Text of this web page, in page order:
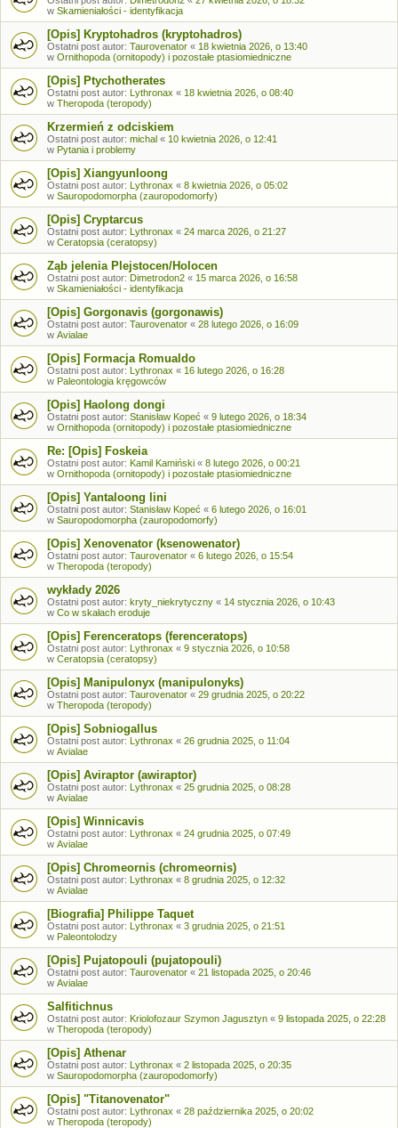
w Skamieniałości - identyfikacja
[Opis] Kryptohadros (kryptohadros)
Ostatni post autor: Taurovenator « 18 kwietnia 2026, o 13:40
w Ornithopoda (ornitopody) i pozostałe ptasiomiedniczne
[Opis] Ptychotherates
Ostatni post autor: Lythronax « 18 kwietnia 2026, o 08:40
w Theropoda (teropody)
Krzermień z odciskiem
Ostatni post autor: michal « 10 kwietnia 2026, o 12:41
w Pytania i problemy
[Opis] Xiangyunloong
Ostatni post autor: Lythronax « 8 kwietnia 2026, o 05:02
w Sauropodomorpha (zauropodomorfy)
[Opis] Cryptarcus
Ostatni post autor: Lythronax « 24 marca 2026, o 21:27
w Ceratopsia (ceratopsy)
Ząb jelenia Plejstocen/Holocen
Ostatni post autor: Dimetrodon2 « 15 marca 2026, o 16:58
w Skamieniałości - identyfikacja
[Opis] Gorgonavis (gorgonawis)
Ostatni post autor: Taurovenator « 28 lutego 2026, o 16:09
w Avialae
[Opis] Formacja Romualdo
Ostatni post autor: Lythronax « 16 lutego 2026, o 16:28
w Paleontologia kręgowców
[Opis] Haolong dongi
Ostatni post autor: Stanisław Kopeć « 9 lutego 2026, o 18:34
w Ornithopoda (ornitopody) i pozostałe ptasiomiedniczne
Re: [Opis] Foskeia
Ostatni post autor: Kamil Kamiński « 8 lutego 2026, o 00:21
w Ornithopoda (ornitopody) i pozostałe ptasiomiedniczne
[Opis] Yantaloong lini
Ostatni post autor: Stanisław Kopeć « 6 lutego 2026, o 16:01
w Sauropodomorpha (zauropodomorfy)
[Opis] Xenovenator (ksenowenator)
Ostatni post autor: Taurovenator « 6 lutego 2026, o 15:54
w Theropoda (teropody)
wykłady 2026
Ostatni post autor: kryty_niekrytyczny « 14 stycznia 2026, o 10:43
w Co w skałach eroduje
[Opis] Ferenceratops (ferenceratops)
Ostatni post autor: Lythronax « 9 stycznia 2026, o 10:58
w Ceratopsia (ceratopsy)
[Opis] Manipulonyx (manipulonyks)
Ostatni post autor: Taurovenator « 29 grudnia 2025, o 20:22
w Theropoda (teropody)
[Opis] Sobniogallus
Ostatni post autor: Lythronax « 26 grudnia 2025, o 11:04
w Avialae
[Opis] Aviraptor (awiraptor)
Ostatni post autor: Lythronax « 25 grudnia 2025, o 08:28
w Avialae
[Opis] Winnicavis
Ostatni post autor: Lythronax « 24 grudnia 2025, o 07:49
w Avialae
[Opis] Chromeornis (chromeornis)
Ostatni post autor: Lythronax « 8 grudnia 2025, o 12:32
w Avialae
[Biografia] Philippe Taquet
Ostatni post autor: Lythronax « 3 grudnia 2025, o 21:51
w Paleontolodzy
[Opis] Pujatopouli (pujatopouli)
Ostatni post autor: Taurovenator « 21 listopada 2025, o 20:46
w Avialae
Salfitichnus
Ostatni post autor: Kriolofozaur Szymon Jagusztyn « 9 listopada 2025, o 22:28
w Theropoda (teropody)
[Opis] Athenar
Ostatni post autor: Lythronax « 2 listopada 2025, o 20:35
w Sauropodomorpha (zauropodomorfy)
[Opis] "Titanovenator"
Ostatni post autor: Lythronax « 28 października 2025, o 20:02
w Theropoda (teropody)